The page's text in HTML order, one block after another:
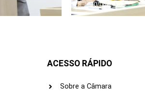
30/06/2026
ACESSO RÁPIDO
Sobre a Câmara